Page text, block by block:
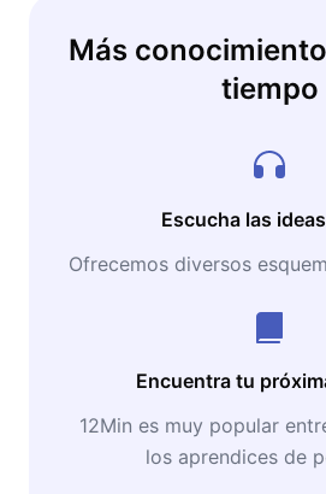
Más
tiempo
Escucha las
Ofrecemos diversos
Encuentra tu
12Min es muy popular
los aprendices de